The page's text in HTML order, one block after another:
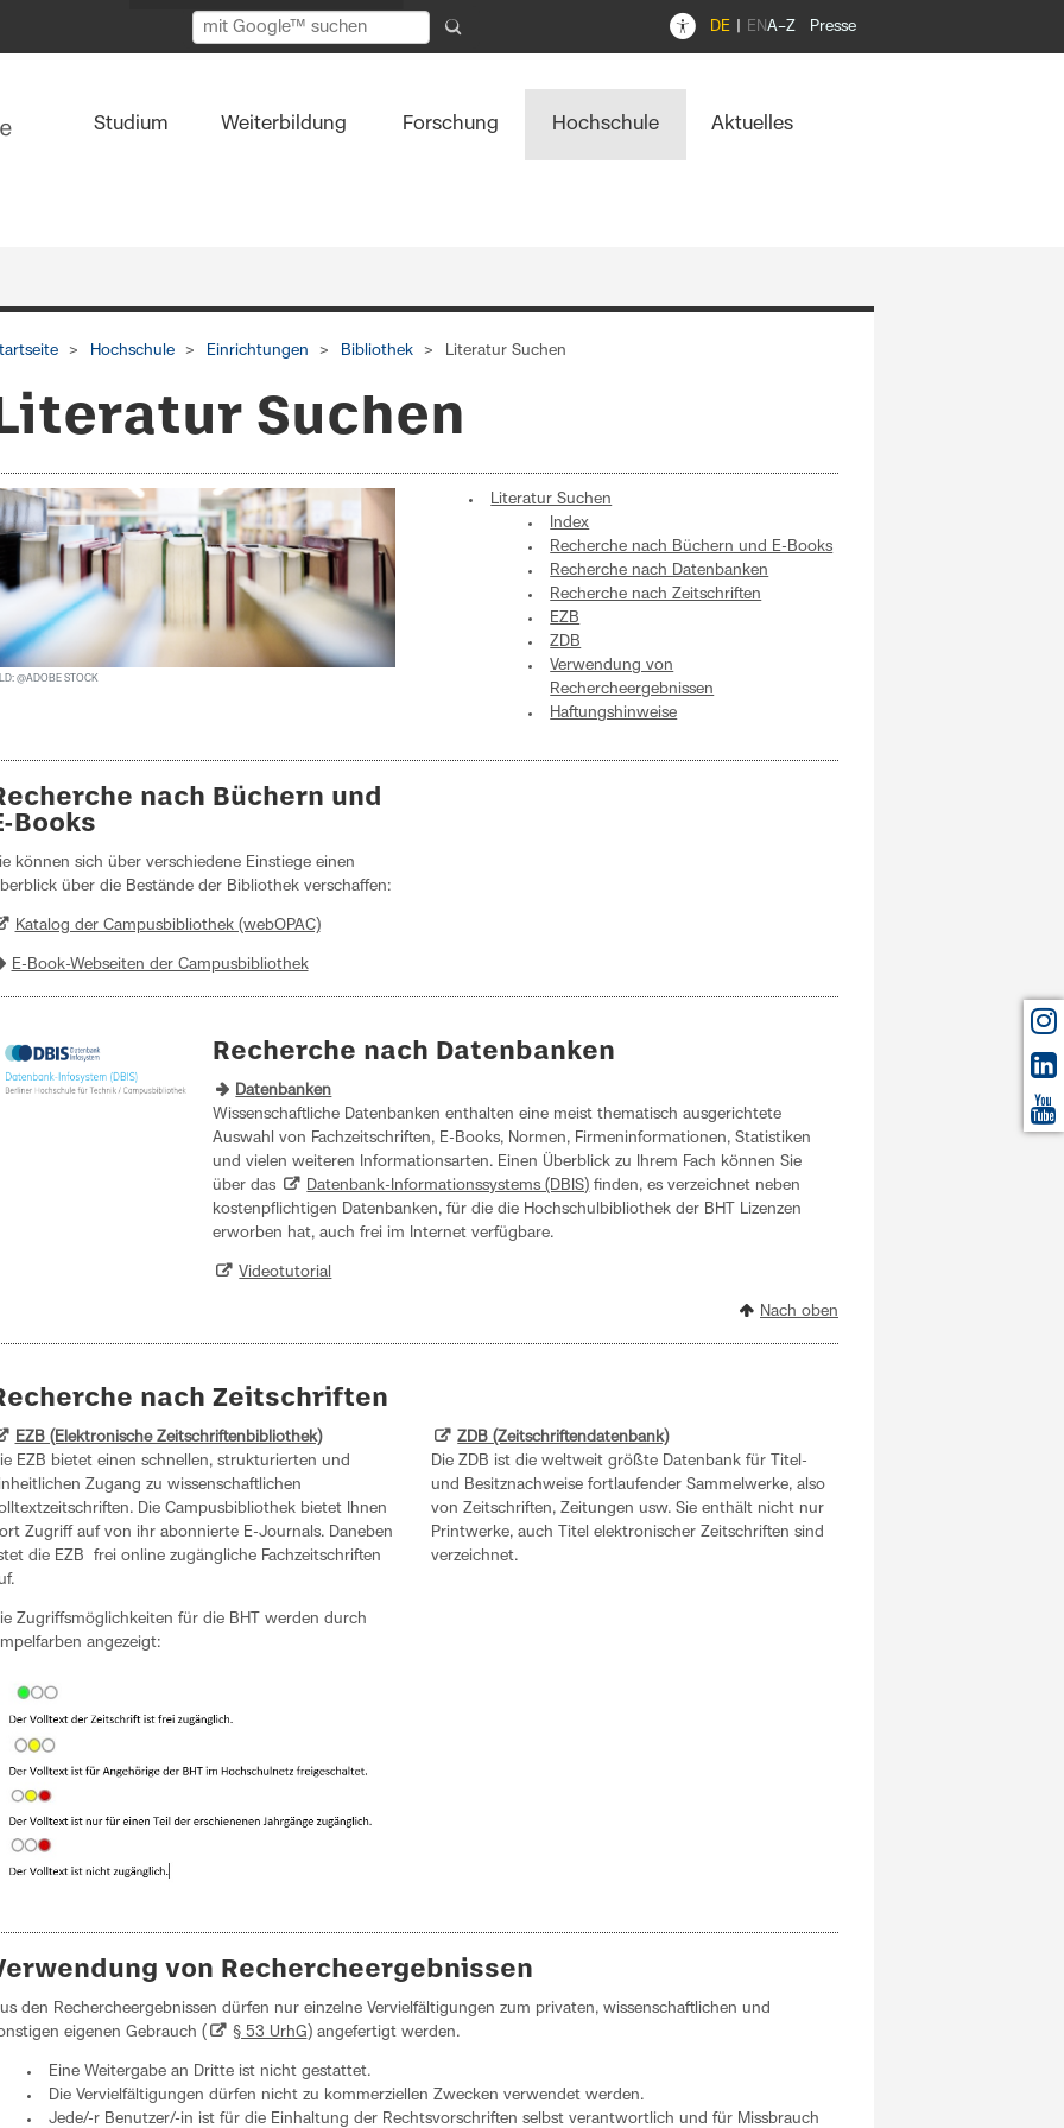
A–Z Presse
DE EN
Studium Weiterbildung Forschung Hochschule Aktuelles
Hochschule Einrichtungen Bibliothek Literatur Suchen
Literatur Suchen
@ADOBE STOCK
Literatur Suchen
Index
Recherche nach Büchern und E-Books
Recherche nach Datenbanken
Recherche nach Zeitschriften
EZB
ZDB
Verwendung von
Rechercheergebnissen
Haftungshinweise
nach Büchern und
Books
können sich über verschiedene Einstiege einen
über die Bestände der Bibliothek verschaffen:
Katalog der Campusbibliothek (webOPAC)
E-Book-Webseiten der Campusbibliothek
Recherche nach Datenbanken
Datenbanken
Wissenschaftliche Datenbanken enthalten eine meist thematisch ausgerichtete
Auswahl von Fachzeitschriften, E-Books, Normen, Firmeninformationen, Statistiken
und vielen weiteren Informationsarten. Einen Überblick zu Ihrem Fach können Sie
über das
Datenbank-Informationssystems (DBIS) finden, es verzeichnet neben
kostenpflichtigen Datenbanken, für die die Hochschulbibliothek der BHT Lizenzen
erworben hat, auch frei im Internet verfügbare.
Videotutorial
Nach oben
nach Zeitschriften
EZB (Elektronische Zeitschriftenbibliothek)
EZB bietet einen schnellen, strukturierten und
Zugang zu wissenschaftlichen
Die Campusbibliothek bietet Ihnen
Zugriff auf von ihr abonnierte E-Journals. Daneben
die EZB frei online zugängliche Fachzeitschriften
Zugriffsmöglichkeiten für die BHT werden durch
angezeigt:
ZDB (Zeitschriftendatenbank)
Die ZDB ist die weltweit größte Datenbank für Titel-
und Besitznachweise fortlaufender Sammelwerke, also
von Zeitschriften, Zeitungen usw. Sie enthält nicht nur
Printwerke, auch Titel elektronischer Zeitschriften sind
verzeichnet.
von Rechercheergebnissen
den Rechercheergebnissen dürfen nur einzelne Vervielfältigungen zum privaten, wissenschaftlichen und
eigenen Gebrauch (
§ 53 UrhG ) angefertigt werden.
Eine Weitergabe an Dritte ist nicht gestattet.
Die Vervielfältigungen dürfen nicht zu kommerziellen Zwecken verwendet werden.
Jede/-r Benutzer/-in ist für die Einhaltung der Rechtsvorschriften selbst verantwortlich und für Missbrauch